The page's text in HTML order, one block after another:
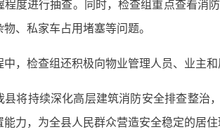
程度进行抽查。同时，检查组重点查看消
、私家车占用堵塞等问题。
中，检查组还积极向物业管理人员、业主
县将持续深化高层建筑消防安全排查整治
力，为全县人民群众营造安全稳定的居住